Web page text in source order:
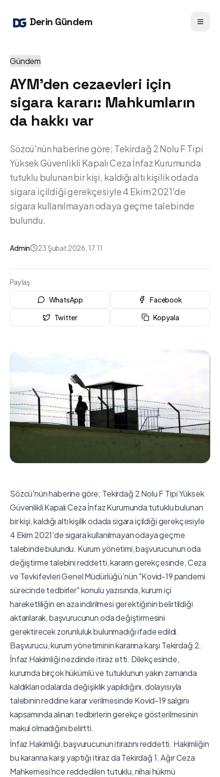
Derin Gündem
Gündem
AYM'den cezaevleri için
sigara kararı: Mahkumların
da hakkı var
Sözcü'nün haberine göre; Tekirdağ 2 Nolu F Tipi
Yüksek Güvenlikli Kapalı Ceza İnfaz Kurumunda
tutuklu bulunan bir kişi, kaldığı altı kişilik odada
sigara içildiği gerekçesiyle 4 Ekim 2021'de
sigara kullanılmayan odaya geçme talebinde
bulundu.
Admin 23 Şubat 2026, 17:11
Paylaş:
WhatsApp
Facebook
Twitter
Kopyala
Sözcü'nün haberine göre; Tekirdağ 2 Nolu F Tipi Yüksek
Güvenlikli Kapalı Ceza İnfaz Kurumunda tutuklu bulunan
bir kişi, kaldığı altı kişilik odada sigara içildiği gerekçesiyle
4 Ekim 2021'de sigara kullanılmayan odaya geçme
talebinde bulundu. Kurum yönetimi, başvurucunun oda
değiştirme talebini reddetti, kararın gerekçesinde, Ceza
ve Tevkifevleri Genel Müdürlüğü'nün "Kovid-19 pandemi
sürecinde tedbirler" konulu yazısında, kurum içi
hareketliliğin en aza indirilmesi gerektiğinin belirtildiği
aktarılarak, başvurucunun oda değiştirmesini
gerektirecek zorunluluk bulunmadığı ifade edildi.
Başvurucu, kurum yönetiminin kararına karşı Tekirdağ 2.
İnfaz Hakimliği nezdinde itiraz etti. Dilekçesinde,
kurumda birçok hükümlü ve tutuklunun yakın zamanda
kaldıkları odalarda değişiklik yapıldığını, dolayısıyla
talebinin reddine karar verilmesinde Kovid-19 salgını
kapsamında alınan tedbirlerin gerekçe gösterilmesinin
makul olmadığını belirtti.
İnfaz Hakimliği, başvurucunun itirazını reddetti. Hakimliğin
bu kararına karşı yaptığı itiraz da Tekirdağ 1. Ağır Ceza
Mahkemesi'nce reddedilen tutuklu, nihai hükmü